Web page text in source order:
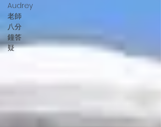
Audrey
老師
八分
鐘答
疑